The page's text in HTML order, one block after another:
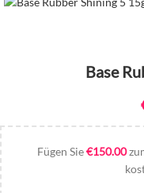
Base
Fügen Sie€150.00